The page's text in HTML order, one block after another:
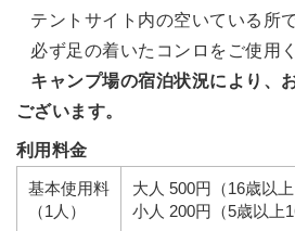
テントサイト内の空いている所
必ず足の着いたコンロをご使用く
キャンプ場の宿泊状況により、
ございます。
利用料金
基本使用料
（1人）
大人 500円（16歳以上
小人 200円（5歳以上